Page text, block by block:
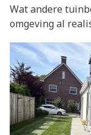
Wat andere
omgeving al